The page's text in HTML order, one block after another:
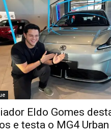
Eldo Gomes
e testa o MG4 Urban